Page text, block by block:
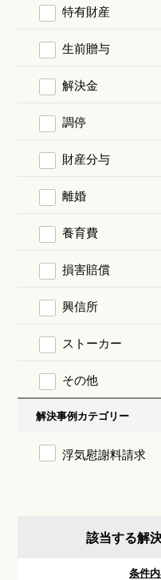
特有財産
生前贈与
解決金
調停
財産分与
離婚
養育費
損害賠償
興信所
ストーカー
その他
解決事例カテゴリー
浮気慰謝料請求
該当する解
条件